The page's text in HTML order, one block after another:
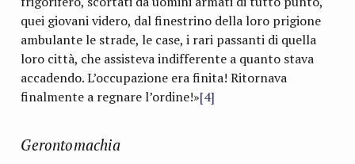
quei giovani videro, dal finestrino della loro prigione
ambulante le strade, le case, i rari passanti di quella
loro città, che assisteva indifferente a quanto stava
accadendo. L’occupazione era finita! Ritornava
finalmente a regnare l’ordine!»[4]
Gerontomachia